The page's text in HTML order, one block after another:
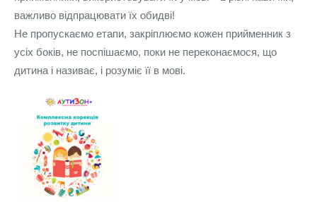
важливо відпрацювати їх обидві!
Не пропускаємо етапи, закріплюємо кожен прийменник з
усіх боків, не поспішаємо, поки не переконаємося, що
дитина і називає, і розуміє її в мові.